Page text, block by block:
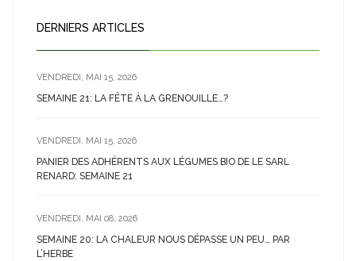
DERNIERS ARTICLES
VENDREDI, MAI 15, 2026
SEMAINE 21: LA FÊTE À LA GRENOUILLE…?
VENDREDI, MAI 15, 2026
PANIER DES ADHÉRENTS AUX LÉGUMES BIO DE LE SARL
RENARD: SEMAINE 21
VENDREDI, MAI 08, 2026
SEMAINE 20: LA CHALEUR NOUS DÉPASSE UN PEU… PAR
L’HERBE